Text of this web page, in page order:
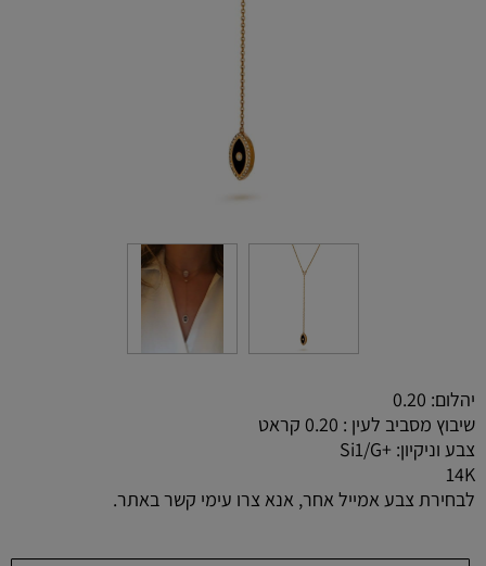
יהלום: 0.20
שיבוץ מסביב לעין : 0.20 קראט
צבע וניקיון: +Si1/G
14K
לבחירת צבע אמייל אחר, אנא צרו עימי קשר באתר.